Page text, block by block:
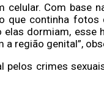
celular. Com base
que continha fotos
dormiam,
região genital”,
crimes